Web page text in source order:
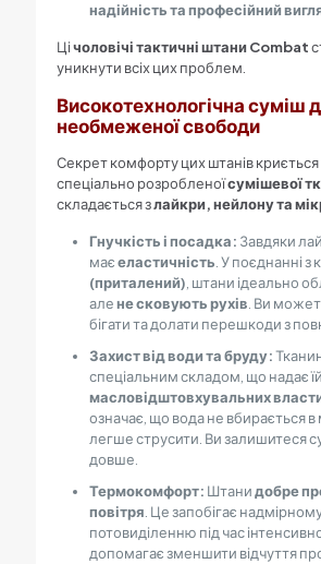
надійність та професійний
Цічоловічі тактичні штани Combat
уникнути всіх цих проблем.
Високотехнологічна суміш
необмеженої свободи
Секрет комфорту цих штанів криється
спеціально розробленоїсумішевої
складається злайкри, нейлону та
Гнучкість і посадка: Завдяки
маєеластичність . У поєднанні з
(приталений) , штани ідеально
алене сковують рухів . Ви
бігати та долати перешкоди з
Захист від води та бруду:
спеціальним складом, що надає їй
масловідштовхувальних
означає, що вода не вбирається в
легше струсити. Ви залишитеся
довше.
Термокомфорт: Штанидобре
повітря . Це запобігає
потовиділенню під час
допомагає зменшити відчуття